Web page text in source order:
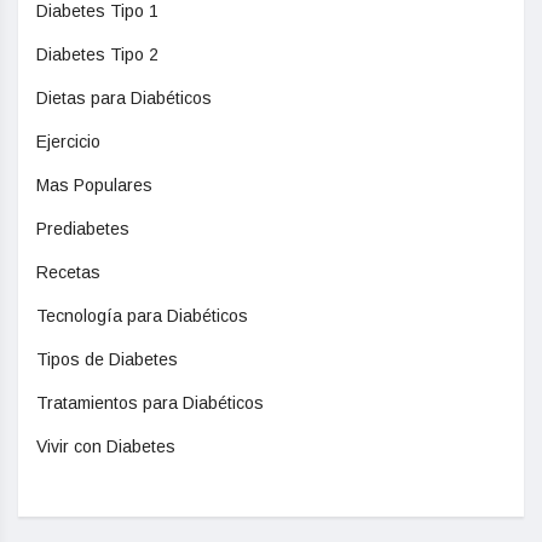
Diabetes Tipo 1
Diabetes Tipo 2
Dietas para Diabéticos
Ejercicio
Mas Populares
Prediabetes
Recetas
Tecnología para Diabéticos
Tipos de Diabetes
Tratamientos para Diabéticos
Vivir con Diabetes